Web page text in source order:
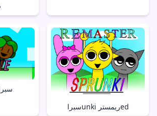
سبراunki ريمسترed